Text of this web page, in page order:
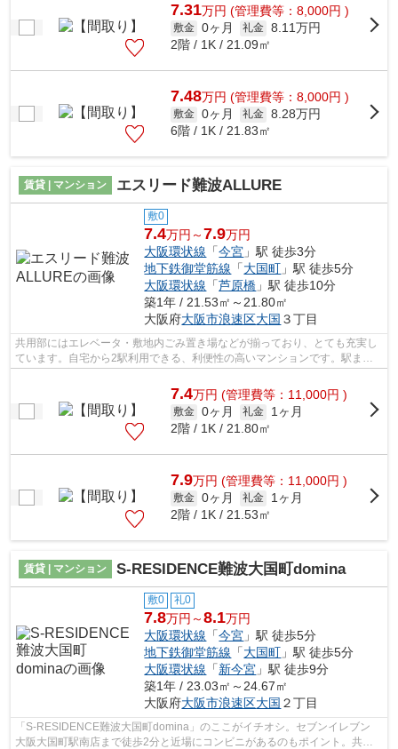
7.31万円 (管理費等：8,000円 )
敷金 0ヶ月 礼金 8.11万円
2階 / 1K / 21.09㎡
7.48万円 (管理費等：8,000円 )
敷金 0ヶ月 礼金 8.28万円
6階 / 1K / 21.83㎡
賃貸 | マンション エスリード難波ALLURE
敷0
7.4万円～7.9万円
大阪環状線 「今宮 」駅 徒歩3分
地下鉄御堂筋線 「大国町 」駅 徒歩5分
大阪環状線 「芦原橋 」駅 徒歩10分
築1年 / 21.53㎡～21.80㎡
大阪府大阪市浪速区大国 ３丁目
共用部にはエレベータ・敷地内ごみ置き場などが揃っており、とても充実し
ています。自宅から2駅利用できる、利便性の高いマンションです。駅まで
徒歩3分の立地が魅力的な、利便性の高...
7.4万円 (管理費等：11,000円 )
敷金 0ヶ月 礼金
1ヶ月
2階 / 1K / 21.80㎡
7.9万円 (管理費等：11,000円 )
敷金 0ヶ月 礼金
1ヶ月
2階 / 1K / 21.53㎡
賃貸 | マンション S-RESIDENCE難波大国町domina
敷0 礼0
7.8万円～8.1万円
大阪環状線 「今宮 」駅 徒歩5分
地下鉄御堂筋線 「大国町 」駅 徒歩5分
大阪環状線 「新今宮 」駅 徒歩9分
築1年 / 23.03㎡～24.67㎡
大阪府大阪市浪速区大国 ２丁目
「S-RESIDENCE難波大国町domina」のここがイチオシ。セブンイレブン
大阪大国町駅南店まで徒歩2分と近場にコンビニがあるのもポイント。共用